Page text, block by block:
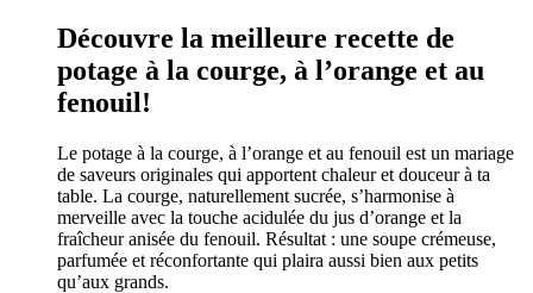
Découvre la meilleure recette de
potage à la courge, à l’orange et au
fenouil!
Le potage à la courge, à l’orange et au fenouil est un mariage
de saveurs originales qui apportent chaleur et douceur à ta
table. La courge, naturellement sucrée, s’harmonise à
merveille avec la touche acidulée du jus d’orange et la
fraîcheur anisée du fenouil. Résultat : une soupe crémeuse,
parfumée et réconfortante qui plaira aussi bien aux petits
qu’aux grands.